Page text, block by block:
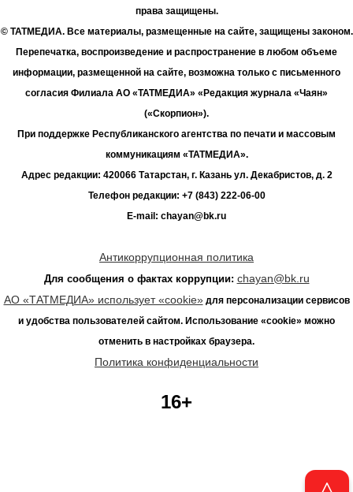
права защищены.
© ТАТМЕДИА. Все материалы, размещенные на сайте, защищены законом.
Перепечатка, воспроизведение и распространение в любом объеме
информации, размещенной на сайте, возможна только с письменного
согласия Филиала АО «ТАТМЕДИА» «Редакция журнала «Чаян»
(«Скорпион»).
При поддержке Республиканского агентства по печати и массовым
коммуникациям «ТАТМЕДИА».
Адрес редакции: 420066 Татарстан, г. Казань ул. Декабристов, д. 2
Телефон редакции: +7 (843) 222-06-00
E-mail: chayan@bk.ru
Антикоррупционная политика
Для сообщения о фактах коррупции: chayan@bk.ru
АО «ТАТМЕДИА» использует «cookie»для персонализации сервисов
и удобства пользователей сайтом. Использование «cookie» можно
отменить в настройках браузера.
Политика конфиденциальности
16+